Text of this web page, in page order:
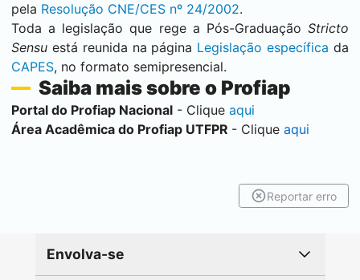
pela Resolução CNE/CES nº 24/2002.
Toda a legislação que rege a Pós-Graduação Stricto
Sensu está reunida na página Legislação específica da
CAPES, no formato semipresencial.
Saiba mais sobre o Profiap
Portal do Profiap Nacional - Clique aqui
Área Acadêmica do Profiap UTFPR - Clique aqui
Reportar erro
Envolva-se